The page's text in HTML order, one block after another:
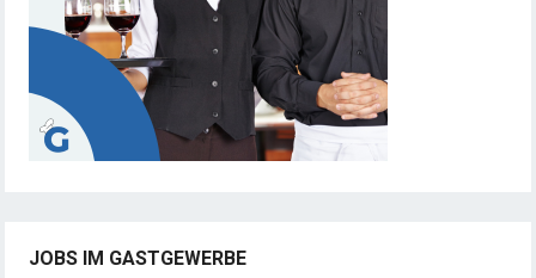
JOBS IM GASTGEWERBE